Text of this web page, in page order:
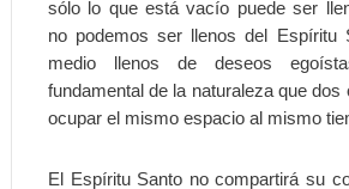
sólo lo que está vacío puede ser
no podemos ser llenos del Espíritu
medio llenos de deseos
fundamental de la naturaleza que dos
ocupar el mismo espacio al mismo
El Espíritu Santo no compartirá su